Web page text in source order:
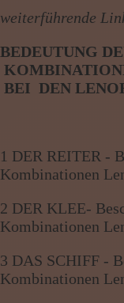
weiterführende
BEDEUTUNG
BEI DEN
1 DER REITER -
Kombinationen
2 DER KLEE-
Kombinationen
3 DAS SCHIFF -
Kombinationen